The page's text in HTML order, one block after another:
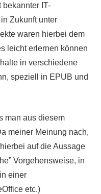
bekannter IT-
Zukunft unter
waren hierbei dem
leicht erlernen können
in verschiedene
speziell in EPUB und
man aus diesem
meiner Meinung nach,
auf die Aussage
Vorgehensweise, in
einer
etc.)